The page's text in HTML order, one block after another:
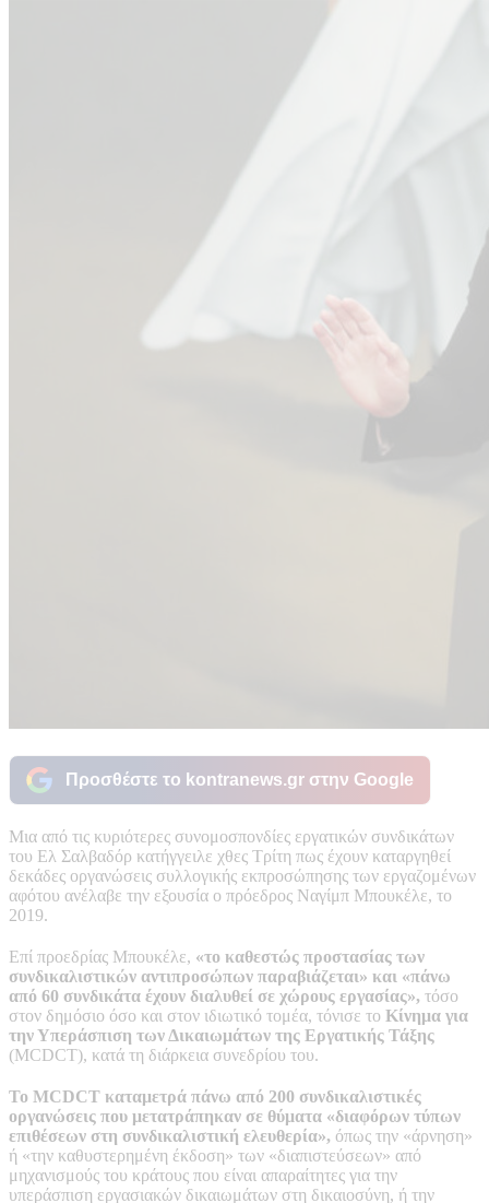
Προσθέστε το kontranews.gr στην Google
Μια από τις κυριότερες συνομοσπονδίες εργατικών συνδικάτων
του Ελ Σαλβαδόρ κατήγγειλε χθες Τρίτη πως έχουν καταργηθεί
δεκάδες οργανώσεις συλλογικής εκπροσώπησης των εργαζομένων
αφότου ανέλαβε την εξουσία ο πρόεδρος Ναγίμπ Μπουκέλε, το
2019.
Επί προεδρίας Μπουκέλε, «το καθεστώς προστασίας των
συνδικαλιστικών αντιπροσώπων παραβιάζεται» και «πάνω
από 60 συνδικάτα έχουν διαλυθεί σε χώρους εργασίας», τόσο
στον δημόσιο όσο και στον ιδιωτικό τομέα, τόνισε το Κίνημα για
την Υπεράσπιση των Δικαιωμάτων της Εργατικής Τάξης
(MCDCT), κατά τη διάρκεια συνεδρίου του.
Το MCDCT καταμετρά πάνω από 200 συνδικαλιστικές
οργανώσεις που μετατράπηκαν σε θύματα «διαφόρων τύπων
επιθέσεων στη συνδικαλιστική ελευθερία», όπως την «άρνηση»
ή «την καθυστερημένη έκδοση» των «διαπιστεύσεων» από
μηχανισμούς του κράτους που είναι απαραίτητες για την
υπεράσπιση εργασιακών δικαιωμάτων στη δικαιοσύνη, ή την